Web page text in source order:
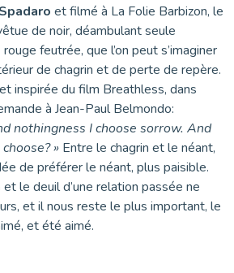
et filmé à La Folie Barbizon, le
de noir, déambulant seule
feutrée, que l’on peut s’imaginer
de chagrin et de perte de repère.
inspirée du film Breathless, dans
à Jean-Paul Belmondo:
nothingness I choose sorrow. And
» Entre le chagrin et le néant,
de préférer le néant, plus paisible.
le deuil d’une relation passée ne
et il nous reste le plus important, le
et été aimé.